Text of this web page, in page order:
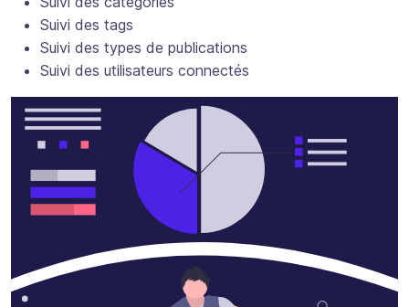
Suivi des tags
Suivi des types de publications
Suivi des utilisateurs connectés